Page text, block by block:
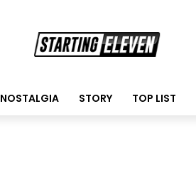
NOSTALGIA STORY TOP LIST